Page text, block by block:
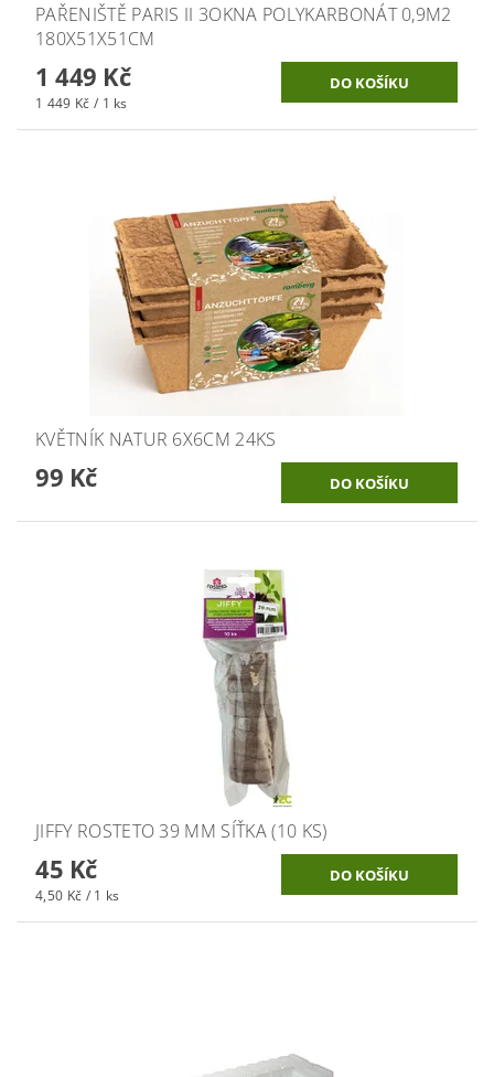
PAŘENIŠTĚ PARIS II 3OKNA POLYKARBONÁT 0,9M2
180X51X51CM
1 449 Kč
1 449 Kč / 1 ks
KVĚTNÍK NATUR 6X6CM 24KS
99 Kč
JIFFY ROSTETO 39 MM SÍŤKA (10 KS)
45 Kč
4,50 Kč / 1 ks